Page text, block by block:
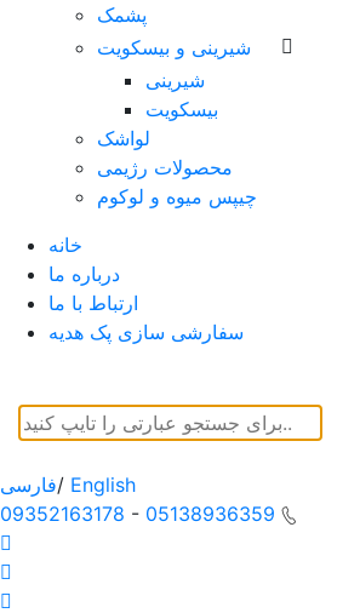
پشمک
شیرینی و بیسکویت
شیرینی
بیسکویت
لواشک
محصولات رژیمی
چیپس میوه و لوکوم
خانه
درباره ما
ارتباط با ما
سفارشی سازی پک هدیه
فارسی/ English
09352163178 - 05138936359